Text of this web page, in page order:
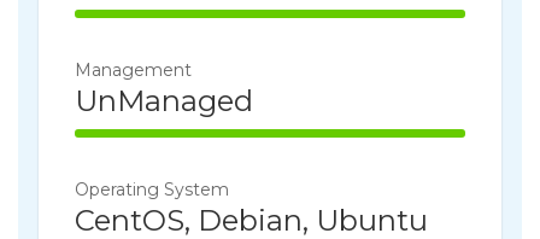
100% Complete
Management
UnManaged
100% Complete
Operating System
CentOS, Debian, Ubuntu